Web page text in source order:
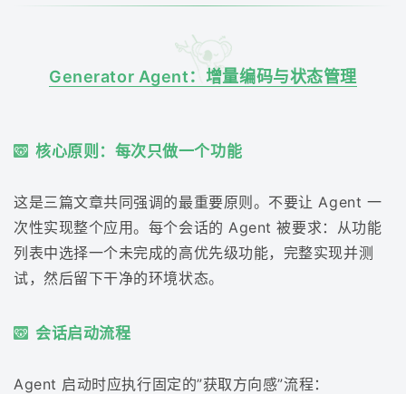
Generator Agent：增量编码与状态管理
核心原则：每次只做一个功能
这是三篇文章共同强调的最重要原则。不要让 Agent 一
次性实现整个应用。每个会话的 Agent 被要求：从功能
列表中选择一个未完成的高优先级功能，完整实现并测
试，然后留下干净的环境状态。
会话启动流程
Agent 启动时应执行固定的”获取方向感”流程：